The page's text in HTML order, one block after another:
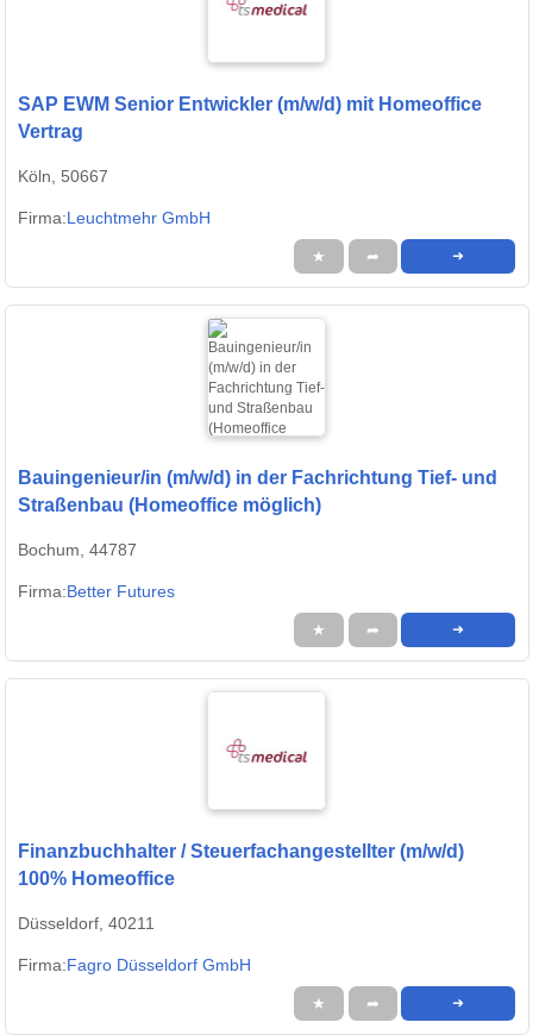
SAP EWM Senior Entwickler (m/w/d) mit Homeoffice
Vertrag
Köln, 50667
Firma:Leuchtmehr GmbH
★ ➦ ➜
Bauingenieur/in (m/w/d) in der Fachrichtung Tief- und
Straßenbau (Homeoffice möglich)
Bochum, 44787
Firma:Better Futures
★ ➦ ➜
Finanzbuchhalter / Steuerfachangestellter (m/w/d)
100% Homeoffice
Düsseldorf, 40211
Firma:Fagro Düsseldorf GmbH
★ ➦ ➜